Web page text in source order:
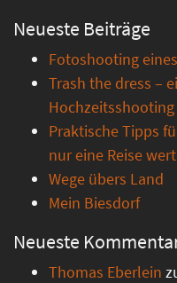
Neueste Beiträge
Fotoshooting
Trash the dress –
Hochzeitsshooting
Praktische Tipps
nur eine Reise
Wege übers Land
Mein Biesdorf
Neueste
Thomas Eberlein